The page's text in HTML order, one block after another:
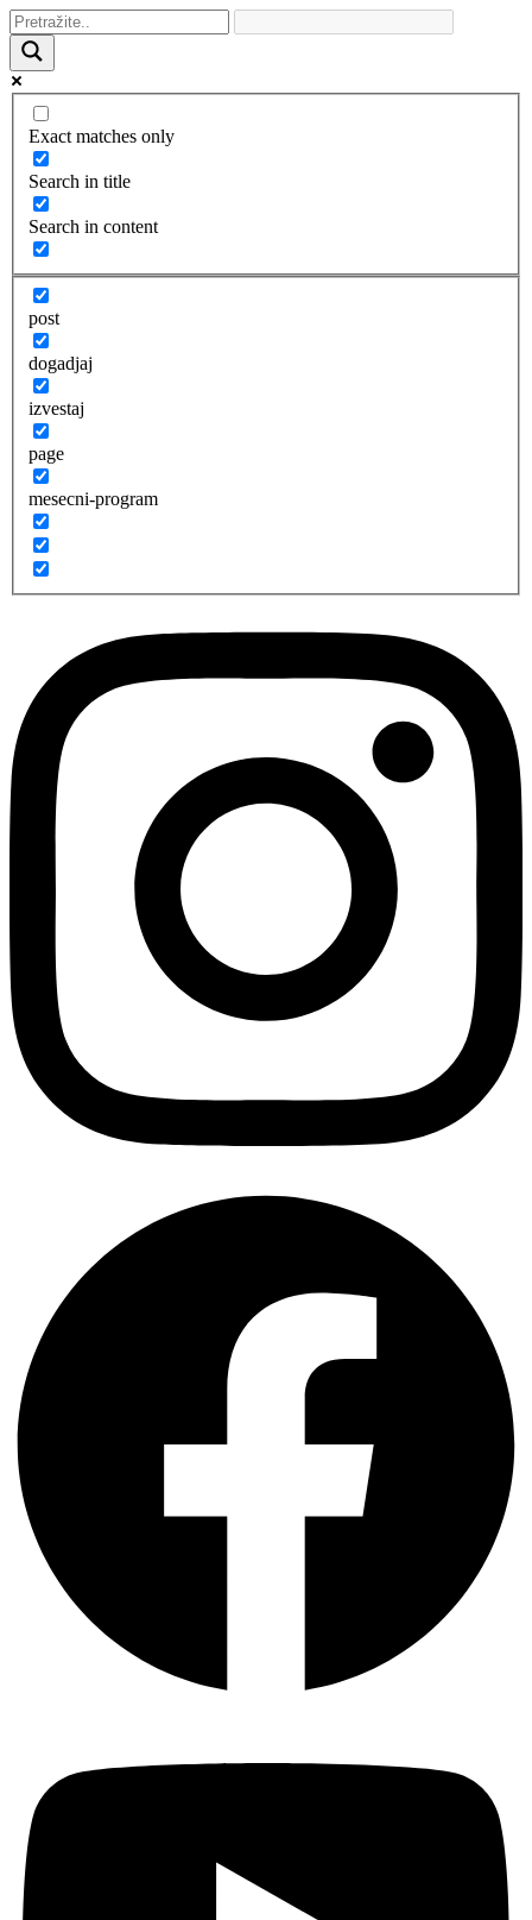
Exact matches only
Search in title
Search in content
post
dogadjaj
izvestaj
page
mesecni-program